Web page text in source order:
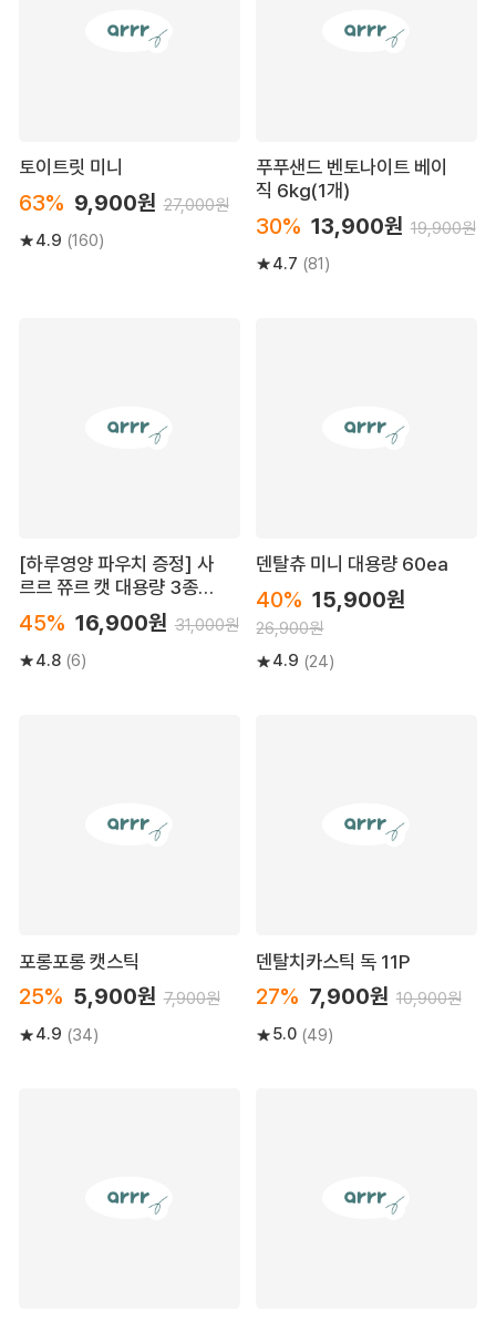
토이트릿 미니
63% 9,900원 27,000원
4.9 (160)
푸푸샌드 벤토나이트 베이
직 6kg(1개)
30% 13,900원 19,900원
4.7 (81)
[하루영양 파우치 증정] 사
르르 쮸르 캣 대용량 3종
(10g*40p)
45% 16,900원 31,000원
4.8 (6)
덴탈츄 미니 대용량 60ea
40% 15,900원
26,900원
4.9 (24)
포롱포롱 캣스틱
25% 5,900원 7,900원
4.9 (34)
덴탈치카스틱 독 11P
27% 7,900원 10,900원
5.0 (49)